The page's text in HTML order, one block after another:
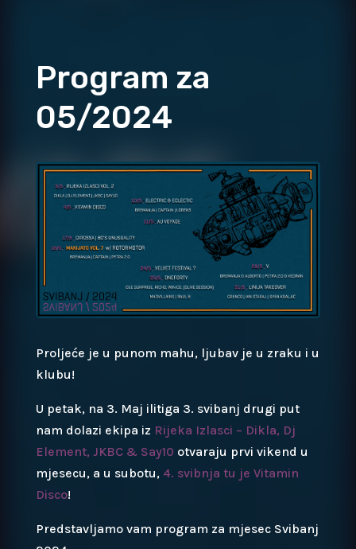
Program za
05/2024
Proljeće je u punom mahu, ljubav je u zraku i u
klubu!
U petak, na 3. Maj ilitiga 3. svibanj drugi put
nam dolazi ekipa iz Rijeka Izlasci – Dikla, Dj
Element, JKBC & Say10 otvaraju prvi vikend u
mjesecu, a u subotu, 4. svibnja tu je Vitamin
Disco!
Predstavljamo vam program za mjesec Svibanj